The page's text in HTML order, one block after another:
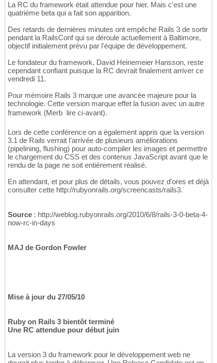
La RC du framework était attendue pour hier. Mais c'est une
quatrième beta qui a fait son apparition.
Des retards de dernières minutes ont empêché Rails 3 de sortir
pendant la RailsConf qui se déroule actuellement à Baltimore,
objectif initialement prévu par l'équipe de développement.
Le fondateur du framework, David Heinemeier Hansson, reste
cependant confiant puisque la RC devrait finalement arriver ce
vendredi 11.
Pour mémoire Rails 3 marque une avancée majeure pour la
technologie. Cette version marque effet la fusion avec un autre
framework (Merb  lire ci-avant).
Lors de cette conférence on a également appris que la version
3.1 de Rails verrait l'arrivée de plusieurs améliorations
(pipelining, flushing) pour auto-compiler les images et permettre
le chargement du CSS et des contenus JavaScript avant que le
rendu de la page ne soit entièrement réalisé.
En attendant, et pour plus de détails, vous pouvez d'ores et déjà
consulter cette http://rubyonrails.org/screencasts/rails3.
Source : http://weblog.rubyonrails.org/2010/6/8/rails-3-0-beta-4-
now-rc-in-days
MAJ de Gordon Fowler
Mise à jour du 27/05/10
Ruby on Rails 3 bientôt terminé
Une RC attendue pour début juin
La version 3 du framework pour le développement web ne